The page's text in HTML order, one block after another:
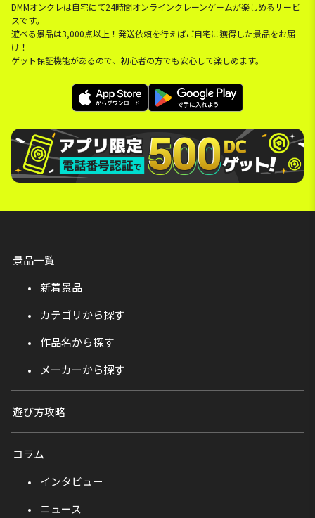
DMMオンクレは自宅にて24時間オンラインクレーンゲームが楽しめるサービ
スです。
遊べる景品は3,000点以上！発送依頼を行えばご自宅に獲得した景品をお届
け！
ゲット保証機能があるので、初心者の方でも安心して楽しめます。
景品一覧
新着景品
カテゴリから探す
作品名から探す
メーカーから探す
遊び方攻略
コラム
インタビュー
ニュース